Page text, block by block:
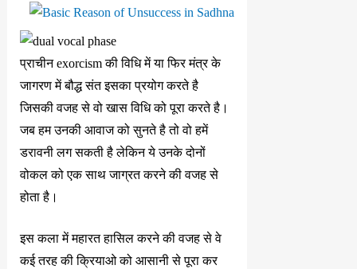
प्राचीन exorcism की विधि में या फिर मंत्र के
जागरण में बौद्ध संत इसका प्रयोग करते है
जिसकी वजह से वो खास विधि को पूरा करते है।
जब हम उनकी आवाज को सुनते है तो वो हमें
डरावनी लग सकती है लेकिन ये उनके दोनों
वोकल को एक साथ जाग्रत करने की वजह से
होता है।
इस कला में महारत हासिल करने की वजह से वे
कई तरह की क्रियाओ को आसानी से पूरा कर